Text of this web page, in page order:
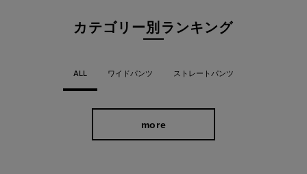
カテゴリー別ランキング
ALL ワイドパンツ ストレートパンツ
more